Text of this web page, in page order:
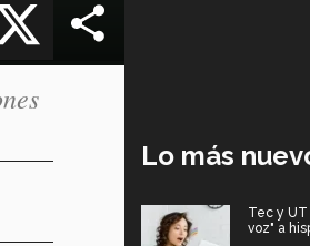
Lo más
Tec y UT
voz" a